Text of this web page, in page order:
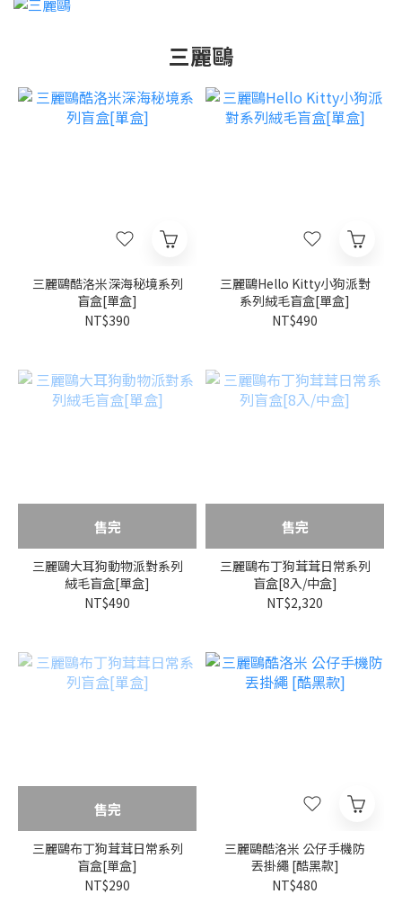
三麗鷗
三麗鷗酷洛米深海秘境系列
盲盒[單盒]
NT$390
三麗鷗Hello Kitty小狗派對
系列絨毛盲盒[單盒]
NT$490
售完
三麗鷗大耳狗動物派對系列
絨毛盲盒[單盒]
NT$490
售完
三麗鷗布丁狗茸茸日常系列
盲盒[8入/中盒]
NT$2,320
售完
三麗鷗布丁狗茸茸日常系列
盲盒[單盒]
NT$290
三麗鷗酷洛米 公仔手機防
丟掛繩 [酷黑款]
NT$480